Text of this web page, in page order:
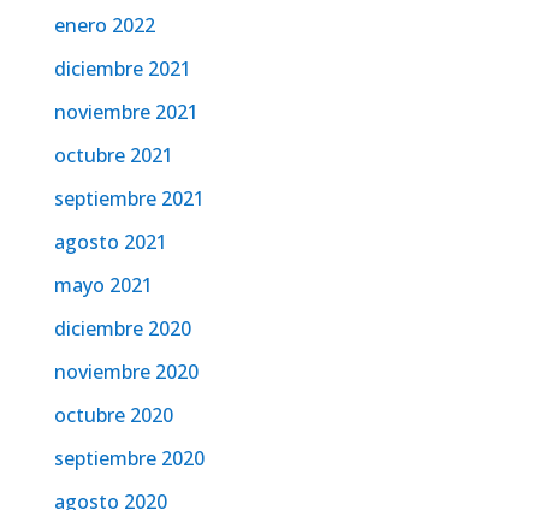
enero 2022
diciembre 2021
noviembre 2021
octubre 2021
septiembre 2021
agosto 2021
mayo 2021
diciembre 2020
noviembre 2020
octubre 2020
septiembre 2020
agosto 2020